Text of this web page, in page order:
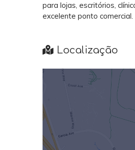
para lojas, escritórios,
excelente ponto comercial.
Localização